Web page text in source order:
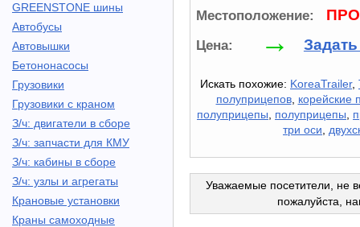
GREENSTONE шины
Автобусы
Автовышки
Бетононасосы
Грузовики
Грузовики с краном
З/ч: двигатели в сборе
З/ч: запчасти для КМУ
З/ч: кабины в сборе
З/ч: узлы и агрегаты
Крановые установки
Краны самоходные
Местоположение:
Цена: →
Искать похожие: KoreaTrailer,
полуприцепов, корейские
полуприцепы, полуприцепы,
три оси,
Уважаемые посетители, не
пожалуйста,